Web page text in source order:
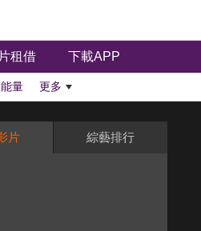
租借 下載APP
量 更多
片 綜藝排行